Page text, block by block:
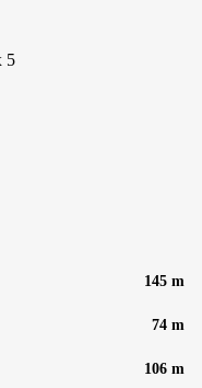
5
145 m
74 m
106 m